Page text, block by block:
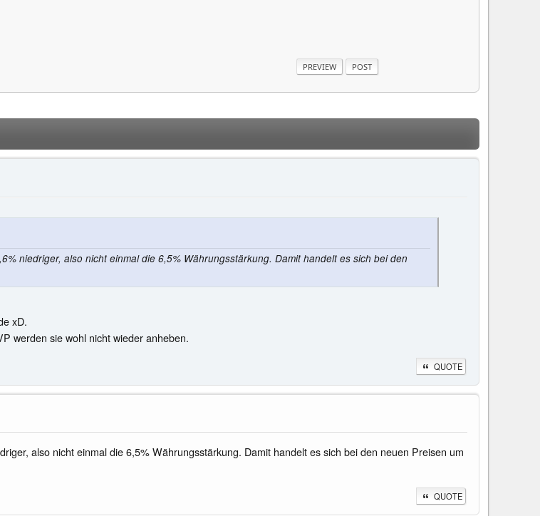
niedriger, also nicht einmal die 6,5% Währungsstärkung. Damit handelt es sich bei den
xD.
werden sie wohl nicht wieder anheben.
QUOTE
also nicht einmal die 6,5% Währungsstärkung. Damit handelt es sich bei den neuen Preisen um
QUOTE